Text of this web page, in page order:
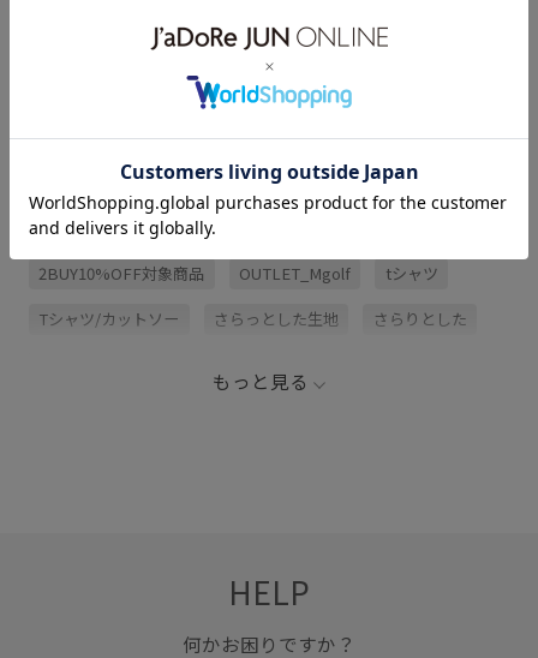
サイズ・素材・お手入れ方法
関連タグ
2BUY10%OFF対象商品 OUTLET_Mgolf tシャツ
Tシャツ/カットソー さらっとした生地 さらりとした
もっと見る
HELP
何かお困りですか？